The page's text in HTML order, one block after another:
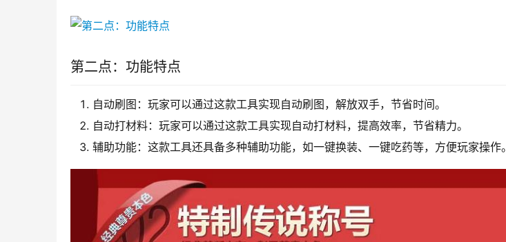
第二点：功能特点
自动刷图：玩家可以通过这款工具实现自动刷图，解放双手，节省时间。
自动打材料：玩家可以通过这款工具实现自动打材料，提高效率，节省精力。
辅助功能：这款工具还具备多种辅助功能，如一键换装、一键吃药等，方便玩家操作。